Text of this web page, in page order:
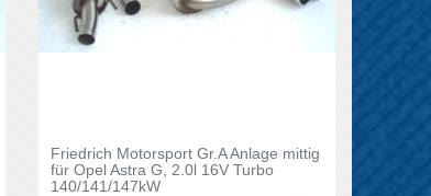
Friedrich Motorsport Gr.A Anlage mittig
für Opel Astra G, 2.0l 16V Turbo
140/141/147kW